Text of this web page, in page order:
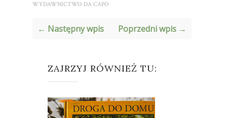
WYDAWNICTWO DA CAPO
← Następny wpis Poprzedni wpis →
ZAJRZYJ RÓWNIEŻ TU: